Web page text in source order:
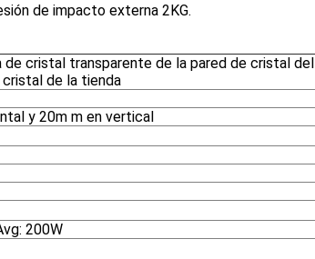
de impacto externa 2KG.
de cristal transparente de la pared de cristal del
de la tienda
y 20m m en vertical
200W